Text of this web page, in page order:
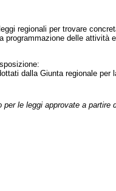
regionali per trovare
programmazione delle attività
dalla Giunta regionale per
le leggi approvate a